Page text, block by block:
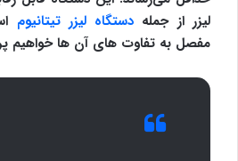
لیزر از جمله دستگاه لیزر تیتانیوم
مفصل به تفاوت های آن ها خواهیم